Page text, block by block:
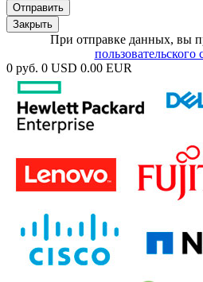
Отправить
Закрыть
При отправке данных, вы
пользовательского
0 руб. 0 USD 0.00 EUR